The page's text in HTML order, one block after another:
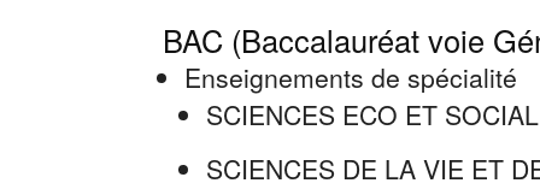
BAC (Baccalauréat voie
Enseignements de spécialité
SCIENCES ECO ET
SCIENCES DE LA VIE ET